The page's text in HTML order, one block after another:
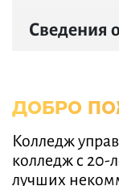
Сведения
ДОБРО
Колледж
колледж с 20-
лучших